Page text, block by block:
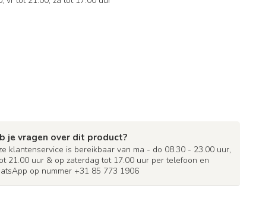
je vragen over dit product?
klantenservice is bereikbaar van ma - do 08.30 - 23.00 uur,
21.00 uur & op zaterdag tot 17.00 uur per telefoon en
op nummer +31 85 773 1906